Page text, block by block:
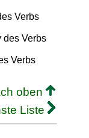
Verbs
des Verbs
Verbs
oben
Liste